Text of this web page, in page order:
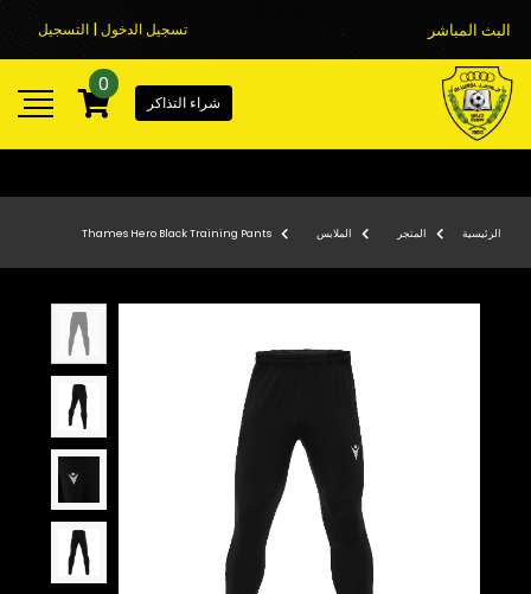
البث المباشر تسجيل الدخول | التسجيل
شراء التذاكر
0
الرئيسية المتجر الملابس Thames Hero Black Training Pants